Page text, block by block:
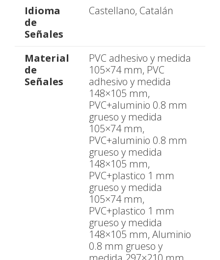
Idioma
de
Señales
Castellano, Catalán
Material
de
Señales
PVC adhesivo y medida
105×74 mm, PVC
adhesivo y medida
148×105 mm,
PVC+aluminio 0.8 mm
grueso y medida
105×74 mm,
PVC+aluminio 0.8 mm
grueso y medida
148×105 mm,
PVC+plastico 1 mm
grueso y medida
105×74 mm,
PVC+plastico 1 mm
grueso y medida
148×105 mm, Aluminio
0.8 mm grueso y